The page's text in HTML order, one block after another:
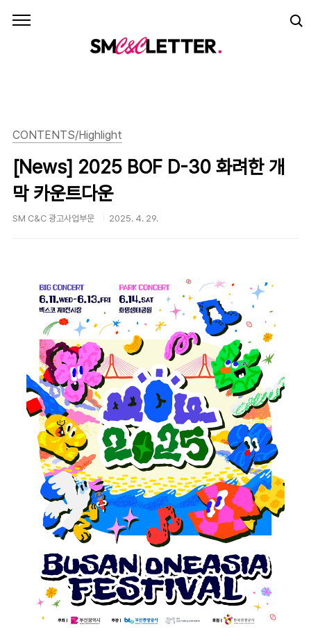
CONTENTS/Highlight
[News] 2025 BOF D-30 화려한 개
막 카운트다운
SM C&C 광고사업부문 2025. 4. 29.